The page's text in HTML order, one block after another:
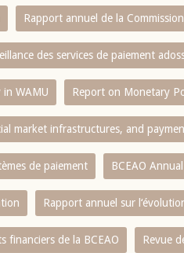
Rapport annuel de la
des services de paiement
WAMU Report on Monetary
market infrastructures, and
de paiement BCEAO
Rapport annuel sur
financiers de la BCEAO Revue